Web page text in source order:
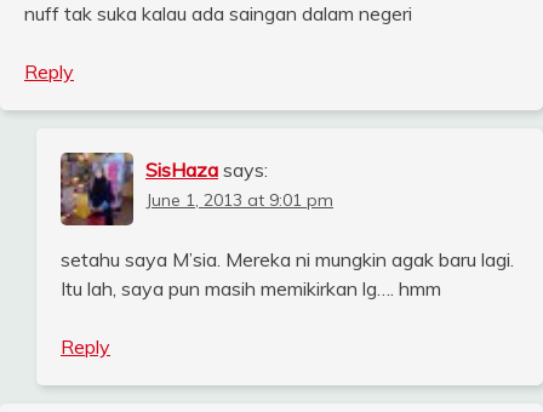
nuff tak suka kalau ada saingan dalam negeri
Reply
SisHaza says:
June 1, 2013 at 9:01 pm
setahu saya M’sia. Mereka ni mungkin agak baru lagi.
Itu lah, saya pun masih memikirkan lg…. hmm
Reply